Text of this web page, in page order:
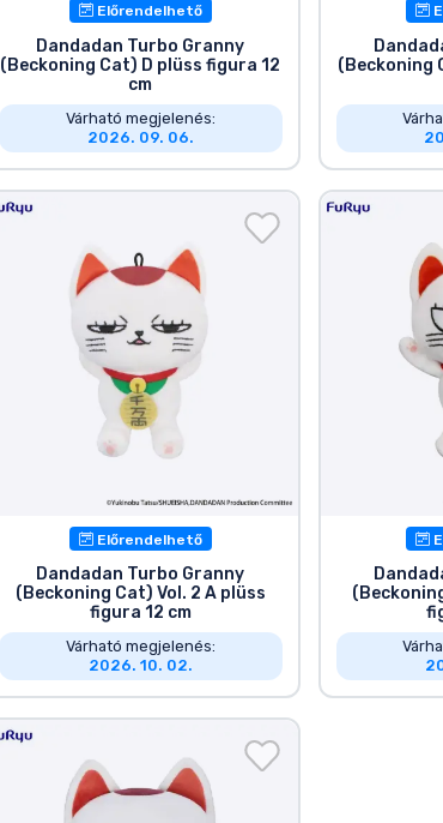
Előrendelhető
Dandadan Turbo Granny
(Beckoning Cat) D plüss figura 12
cm
Várható megjelenés:
2026. 09. 06.
(Beckoning
Előrendelhető
Dandadan Turbo Granny
(Beckoning Cat) Vol. 2 A plüss
figura 12 cm
Várható megjelenés:
2026. 10. 02.